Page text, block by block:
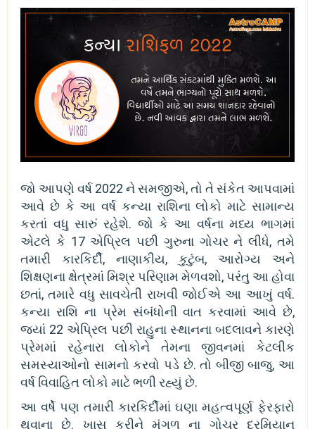
જો આપણે વર્ષ 2022 ને સમજીએ, તો તે સંકેત આપવામાં
આવે છે કે આ વર્ષ કન્યા રાશિના લોકો માટે સામાન્ય
કરતાં વધુ સારું રહેશે. જો કે આ વર્ષના મધ્ય ભાગમાં
એટલે કે 17 એપ્રિલ પછી ગુરુના ગોચર ને લીધે, તમે
તમારી કારકિર્દી, નાણાકીય, કુટુંબ, આરોગ્ય અને
શિક્ષણના ક્ષેત્રમાં મિશ્ર પરિણામ મેળવશો, પરંતુ આ હોવા
છતાં, તમારે વધુ સાવચેતી રાખવી જોઈએ આ આખું વર્ષ.
કન્યા રાશિ ના પ્રેમ સંબંધોની વાત કરવામાં આવે છે,
જ્યાં 22 એપ્રિલ પછી રાહુના સ્થાનના બદલાવને કારણે
પ્રેમમાં રહેનારા લોકોને તેમના જીવનમાં કેટલીક
સમસ્યાઓનો સામનો કરવો પડે છે. તો બીજી બાજુ, આ
વર્ષ વિવાહિત લોકો માટે ભળી રહ્યું છે.
આ વર્ષે પણ તમારી કારકિર્દીમાં ઘણા મહત્વપૂર્ણ ફેરફારો
થવાના છે. ખાસ કરીને મંગળ ના ગોચર દરમિયાન